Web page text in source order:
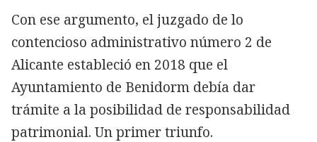
Con ese argumento, el juzgado de lo
contencioso administrativo número 2 de
Alicante estableció en 2018 que el
Ayuntamiento de Benidorm debía dar
trámite a la posibilidad de responsabilidad
patrimonial. Un primer triunfo.